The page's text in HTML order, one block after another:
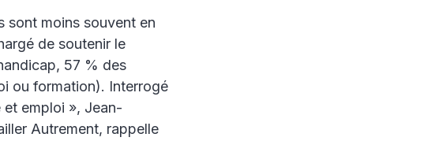
sont moins souvent en
de soutenir le
57 % des
ou formation). Interrogé
emploi », Jean-
Autrement, rappelle